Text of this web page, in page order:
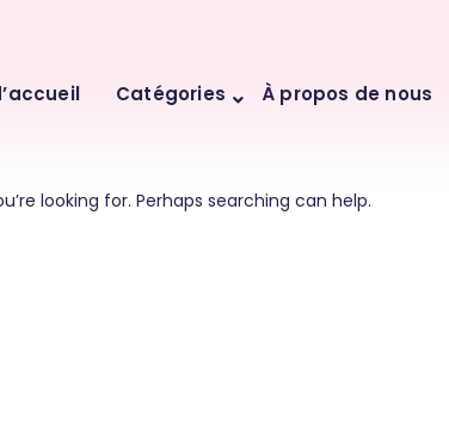
Catégories À propos de nous
looking for. Perhaps searching can help.